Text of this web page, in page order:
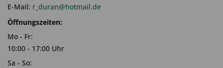
E-Mail: r_duran@hotmail.de
Öffnungszeiten:
Mo - Fr:
10:00 - 17:00 Uhr
Sa - So: